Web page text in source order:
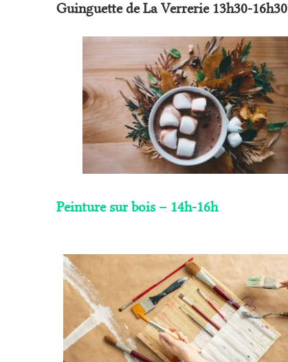
Guinguette de La Verrerie 13h30-16h30
Peinture sur bois – 14h-16h